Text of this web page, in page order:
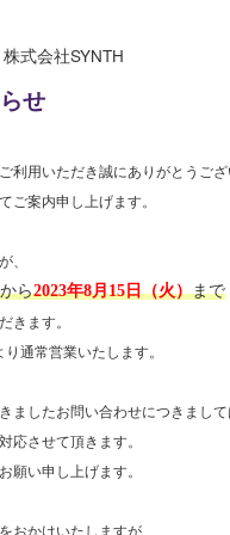
式会社SYNTH
せ
利用いただき誠にありがとうござ
ご案内申し上げます。
、
から2023年8月15日（火）まで
きます。
通常営業いたします。
ましたお問い合わせにつきまして
応させて頂きます。
願い申し上げます。
おかけいたしますが、